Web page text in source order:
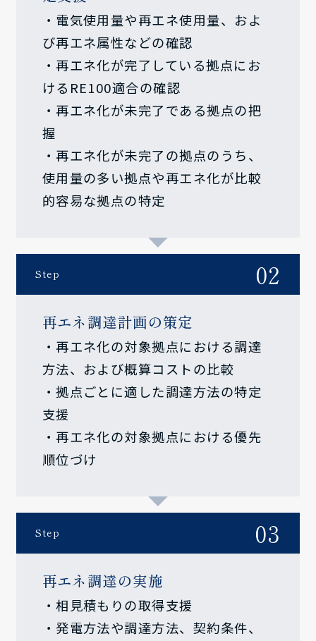
・電気使用量や再エネ使用量、およ
び再エネ属性などの確認
・再エネ化が完了している拠点にお
けるRE100適合の確認
・再エネ化が未完了である拠点の把
握
・再エネ化が未完了の拠点のうち、
使用量の多い拠点や再エネ化が比較
的容易な拠点の特定
Step 02
再エネ調達計画の策定
・再エネ化の対象拠点における調達
方法、および概算コストの比較
・拠点ごとに適した調達方法の特定
支援
・再エネ化の対象拠点における優先
順位づけ
Step 03
再エネ調達の実施
・相見積もりの取得支援
・発電方法や調達方法、契約条件、